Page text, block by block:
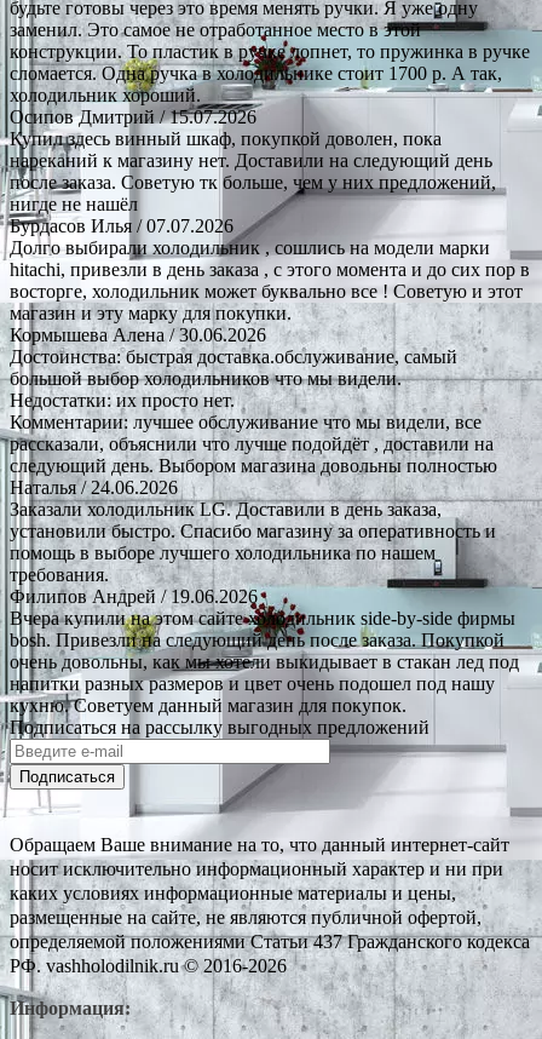
будьте готовы через это время менять ручки. Я уже одну
заменил. Это самое не отработанное место в этой
конструкции. То пластик в ручке лопнет, то пружинка в ручке
сломается. Одна ручка в холодильнике стоит 1700 р. А так,
холодильник хороший.
Осипов Дмитрий / 15.07.2026
Купил здесь винный шкаф, покупкой доволен, пока
нареканий к магазину нет. Доставили на следующий день
после заказа. Советую тк больше, чем у них предложений,
нигде не нашёл
Бурдасов Илья / 07.07.2026
Долго выбирали холодильник , сошлись на модели марки
hitachi, привезли в день заказа , с этого момента и до сих пор в
восторге, холодильник может буквально все ! Советую и этот
магазин и эту марку для покупки.
Кормышева Алена / 30.06.2026
Достоинства: быстрая доставка.обслуживание, самый
большой выбор холодильников что мы видели.
Недостатки: их просто нет.
Комментарии: лучшее обслуживание что мы видели, все
рассказали, объяснили что лучше подойдёт , доставили на
следующий день. Выбором магазина довольны полностью
Наталья/ 24.06.2026
Заказали холодильник LG. Доставили в день заказа,
установили быстро. Спасибо магазину за оперативность и
помощь в выборе лучшего холодильника по нашем
требования.
Филипов Андрей / 19.06.2026
Вчера купили на этом сайте холодильник side-by-side фирмы
bosh. Привезли на следующий день после заказа. Покупкой
очень довольны, как мы хотели выкидывает в стакан лед под
напитки разных размеров и цвет очень подошел под нашу
кухню. Советуем данный магазин для покупок.
Подписаться на рассылку выгодных предложений
Подписаться
Обращаем Ваше внимание на то, что данный интернет-сайт
носит исключительно информационный характер и ни при
каких условиях информационные материалы и цены,
размещенные на сайте, не являются публичной офертой,
определяемой положениями Статьи 437 Гражданского кодекса
РФ. vashholodilnik.ru © 2016-2026
Информация: